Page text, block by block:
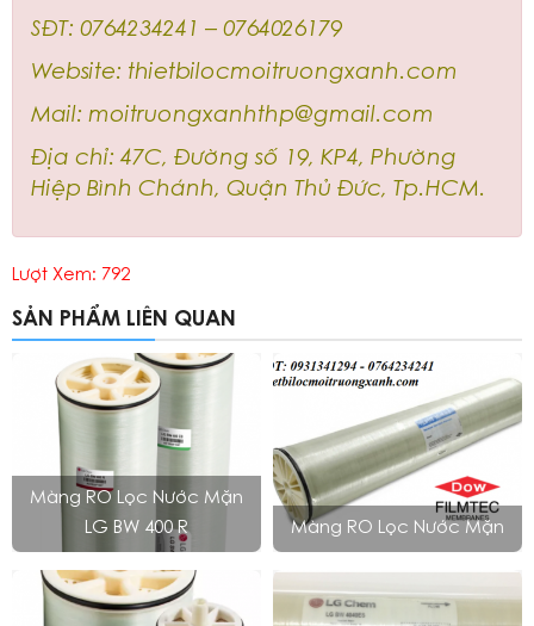
SĐT: 0764234241 – 0764026179
Website: thietbilocmoitruongxanh.com
Mail: moitruongxanhthp@gmail.com
Địa chỉ: 47C, Đường số 19, KP4, Phường
Hiệp Bình Chánh, Quận Thủ Đức, Tp.HCM.
Lượt Xem: 792
SẢN PHẨM LIÊN QUAN
Màng RO Lọc Nước Mặn
LG BW 400 R
Màng RO Lọc Nước Mặn